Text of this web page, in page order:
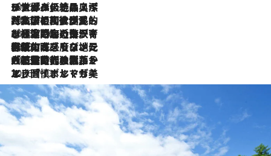
2026.8.8
リスボンの絶品スイーツ「パステル・デ・ナタ」とは？ポルトガル伝統の奥深い世界へ
2026.7.27
「私の祖国はポルトガル語です」国民的詩人フェルナンド・ペソアと、彼が愛した文学の街を歩く
2026.7.26
ポルトガル近海が育む極上の海の幸。キリリと冷えた白ワインと愉しむ、シーフード専門店の贅沢
2026.7.22
伝統の味をモダンに昇華。高感度な地元客が集う、リスボンの最旬ガストロノミー
2026.7.21
大航海時代の栄華から、震災、独裁、そして革命へ。ポルトガル・首都リスボンの石畳に刻まれた「歴史の光と影」
2026.7.13
エッセイ・ヤマザキマリ「慎ましくも美しき国 ポルトガル」